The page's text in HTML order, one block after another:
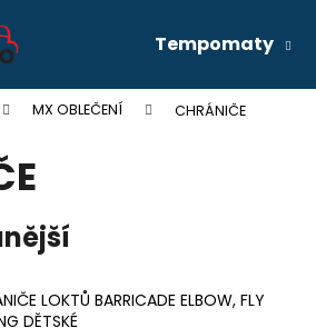
Tempomaty
MX OBLEČENÍ CHRÁNIČE
LOKTŮ BARRICADE ELBOW, FLY
DĚTSKÉ